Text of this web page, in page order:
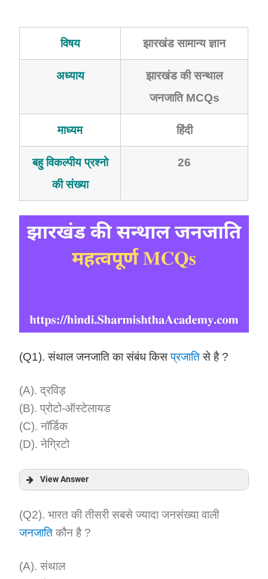
विषय झारखंड सामान्य ज्ञान
अध्याय
झारखंड की सन्थाल
जनजाति MCQs
माध्यम हिंदी
बहु विकल्पीय प्रश्नो
की संख्या
26
(Q1). संथाल जनजाति का संबंध किसप्रजातिसे है ?
(A). द्रविड़
(B). प्रोटो-ऑस्टेलायड
(C). नॉर्डिक
(D). नेग्रिटो
View Answer
Answer:
(Q2). भारत की तीसरी सबसे ज्यादा जनसंख्या वाली
जनजाति कौन है ?
(A). संथाल